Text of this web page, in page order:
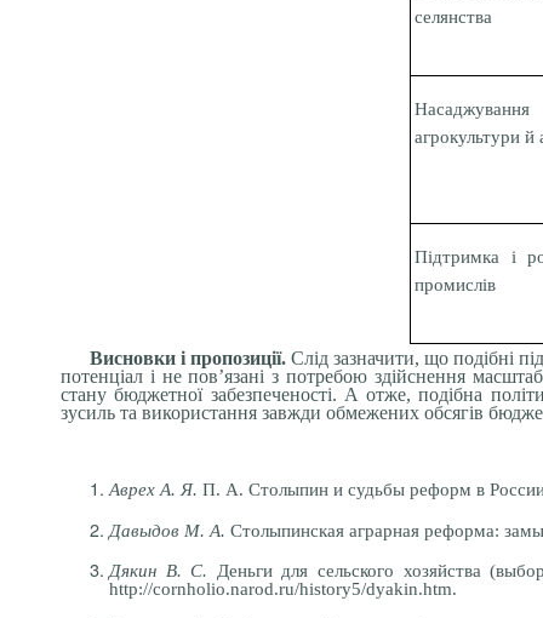
селянства
агрокультури й
Підтримка і
промислів
Висновки і пропозиції.Слід зазначити, що подібні
потенціал і не пов’язані з потребою здійснення
стану бюджетної забезпеченості. А отже, подібна
зусиль та використання завжди обмежених обсягів
Аврех А. Я. П. А. Столыпин и судьбы реформ в
Давыдов М. А. Столыпинская аграрная реформа:
Дякин В. С. Деньги для сельского хозяйства
http://cornholio.narod.ru/history5/dyakin.htm.